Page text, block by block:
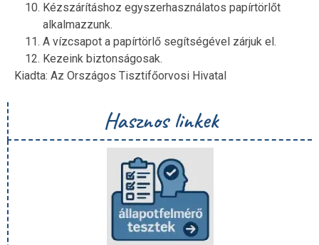
Kézszárításhoz egyszerhasználatos papírtörlőt
alkalmazzunk.
A vízcsapot a papírtörlő segítségével zárjuk el.
Kezeink biztonságosak.
Kiadta: Az Országos Tisztifőorvosi Hivatal
Hasznos linkek